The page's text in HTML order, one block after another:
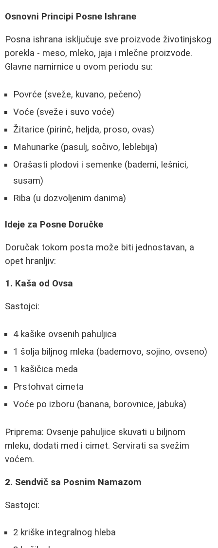
Osnovni Principi Posne Ishrane
Posna ishrana isključuje sve proizvode životinjskog
porekla - meso, mleko, jaja i mlečne proizvode.
Glavne namirnice u ovom periodu su:
Povrće (sveže, kuvano, pečeno)
Voće (sveže i suvo voće)
Žitarice (pirinč, heljda, proso, ovas)
Mahunarke (pasulj, sočivo, leblebija)
Orašasti plodovi i semenke (bademi, lešnici,
susam)
Riba (u dozvoljenim danima)
Ideje za Posne Doručke
Doručak tokom posta može biti jednostavan, a
opet hranljiv:
1. Kaša od Ovsa
Sastojci:
4 kašike ovsenih pahuljica
1 šolja biljnog mleka (bademovo, sojino, ovseno)
1 kašičica meda
Prstohvat cimeta
Voće po izboru (banana, borovnice, jabuka)
Priprema: Ovsenje pahuljice skuvati u biljnom
mleku, dodati med i cimet. Servirati sa svežim
voćem.
2. Sendvič sa Posnim Namazom
Sastojci:
2 kriške integralnog hleba